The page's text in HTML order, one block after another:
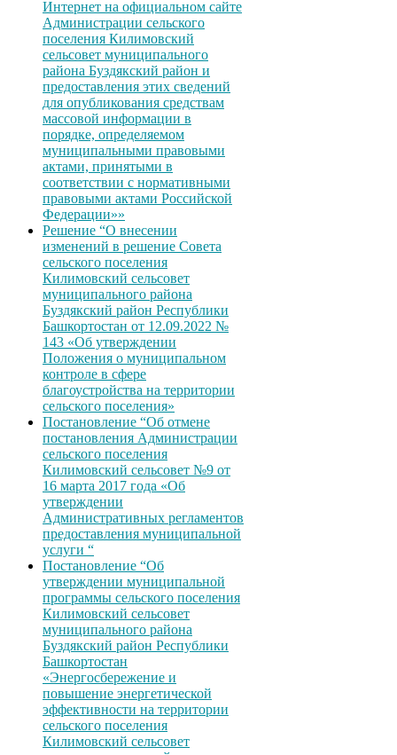
Интернет на официальном сайте
Администрации сельского
поселения Килимовский
сельсовет муниципального
района Буздякский район и
предоставления этих сведений
для опубликования средствам
массовой информации в
порядке, определяемом
муниципальными правовыми
актами, принятыми в
соответствии с нормативными
правовыми актами Российской
Федерации»»
Решение “О внесении
изменений в решение Совета
сельского поселения
Килимовский сельсовет
муниципального района
Буздякский район Республики
Башкортостан от 12.09.2022 №
143 «Об утверждении
Положения о муниципальном
контроле в сфере
благоустройства на территории
сельского поселения»
Постановление “Об отмене
постановления Администрации
сельского поселения
Килимовский сельсовет №9 от
16 марта 2017 года «Об
утверждении
Административных регламентов
предоставления муниципальной
услуги “
Постановление “Об
утверждении муниципальной
программы сельского поселения
Килимовский сельсовет
муниципального района
Буздякский район Республики
Башкортостан
«Энергосбережение и
повышение энергетической
эффективности на территории
сельского поселения
Килимовский сельсовет